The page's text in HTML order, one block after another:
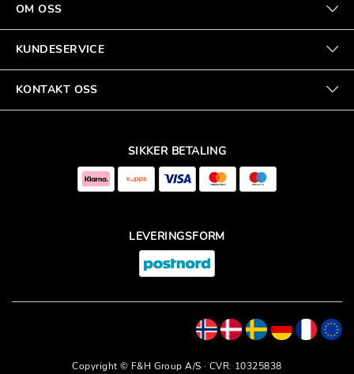
OM OSS
KUNDESERVICE
KONTAKT OSS
SIKKER BETALING
LEVERINGSFORM
Copyright © F&H Group A/S · CVR: 10325838